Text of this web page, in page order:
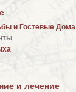
и Гостевые Дома
и лечение